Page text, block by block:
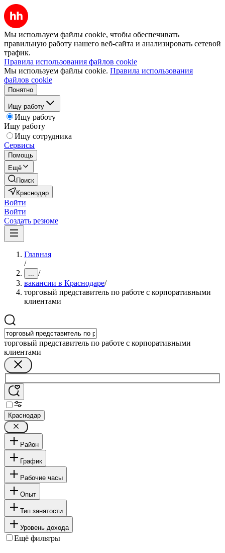
Мы используем файлы cookie, чтобы обеспечивать
правильную работу нашего веб-сайта и анализировать сетевой
трафик.
Правила использования файлов cookie
Мы используем файлы cookie. Правила использования
файлов cookie
Понятно
Ищу работу
Ищу работу
Ищу работу
Ищу сотрудника
Сервисы
Помощь
Ещё
Поиск
Краснодар
Войти
Войти
Создать резюме
Главная
/
... /
вакансии в Краснодаре/
торговый представитель по работе с корпоративными
клиентами
торговый представитель по работе с корпоративными
клиентами
Краснодар
Район
График
Рабочие часы
Опыт
Тип занятости
Уровень дохода
Ещё фильтры